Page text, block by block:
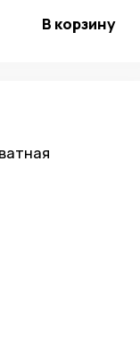
В корзину